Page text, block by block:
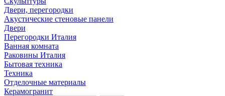
Двери, перегородки
Акустические стеновые панели
Двери
Перегородки Италия
Ванная комната
Раковины Италия
Бытовая техника
Техника
Отделочные материалы
Керамогранит